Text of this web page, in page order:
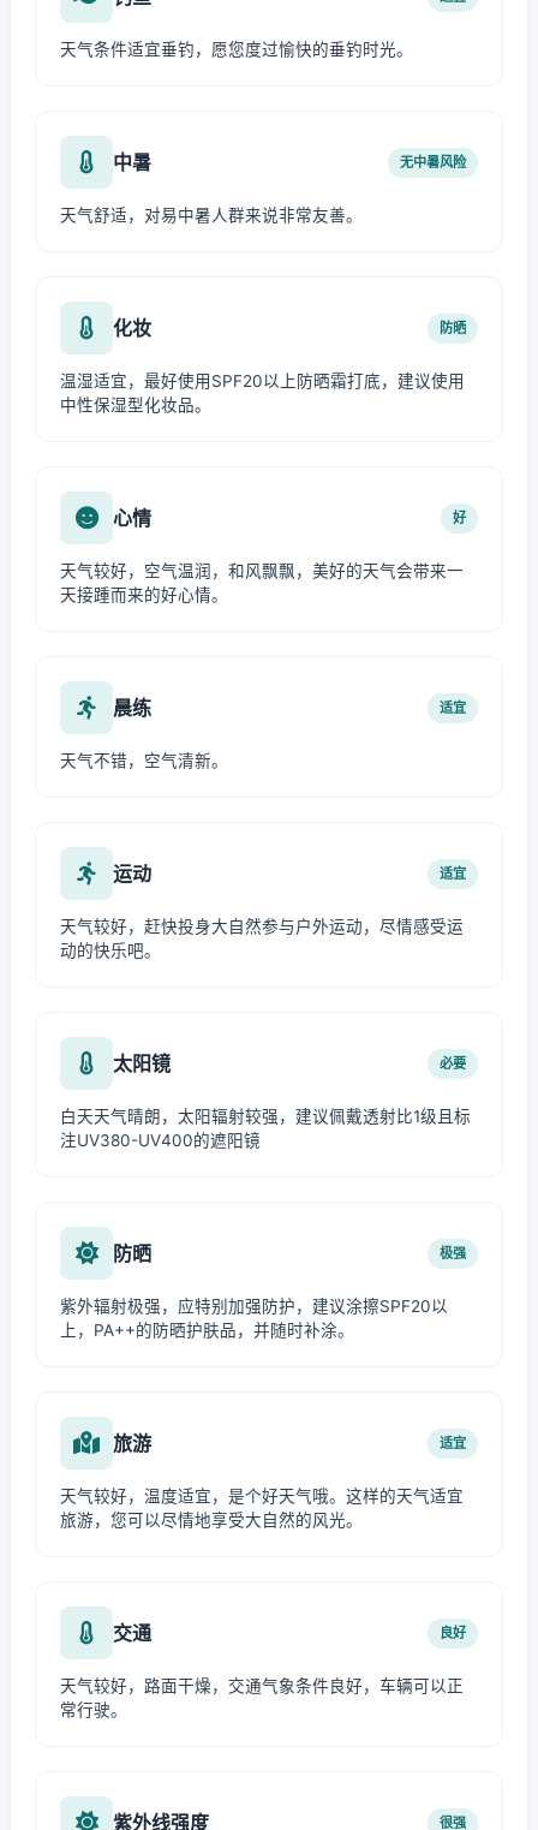
天气条件适宜垂钓，愿您度过愉快的垂钓时光。
中暑 无中暑风险
天气舒适，对易中暑人群来说非常友善。
化妆 防晒
温湿适宜，最好使用SPF20以上防晒霜打底，建议使用
中性保湿型化妆品。
心情 好
天气较好，空气温润，和风飘飘，美好的天气会带来一
天接踵而来的好心情。
晨练 适宜
天气不错，空气清新。
运动 适宜
天气较好，赶快投身大自然参与户外运动，尽情感受运
动的快乐吧。
太阳镜 必要
白天天气晴朗，太阳辐射较强，建议佩戴透射比1级且标
注UV380-UV400的遮阳镜
防晒 极强
紫外辐射极强，应特别加强防护，建议涂擦SPF20以
上，PA++的防晒护肤品，并随时补涂。
旅游 适宜
天气较好，温度适宜，是个好天气哦。这样的天气适宜
旅游，您可以尽情地享受大自然的风光。
交通 良好
天气较好，路面干燥，交通气象条件良好，车辆可以正
常行驶。
紫外线强度 很强